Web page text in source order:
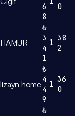
6
8
0
HAMUR
₺
3
4
1
1 38
2
lizayn home
₺
4
4
9
1 36
0
₺